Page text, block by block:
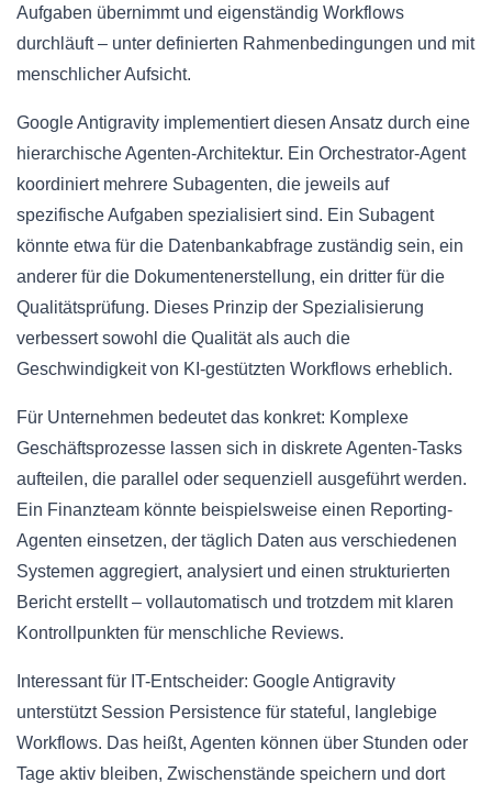
Aufgaben übernimmt und eigenständig Workflows
durchläuft – unter definierten Rahmenbedingungen und mit
menschlicher Aufsicht.
Google Antigravity implementiert diesen Ansatz durch eine
hierarchische Agenten-Architektur. Ein Orchestrator-Agent
koordiniert mehrere Subagenten, die jeweils auf
spezifische Aufgaben spezialisiert sind. Ein Subagent
könnte etwa für die Datenbankabfrage zuständig sein, ein
anderer für die Dokumentenerstellung, ein dritter für die
Qualitätsprüfung. Dieses Prinzip der Spezialisierung
verbessert sowohl die Qualität als auch die
Geschwindigkeit von KI-gestützten Workflows erheblich.
Für Unternehmen bedeutet das konkret: Komplexe
Geschäftsprozesse lassen sich in diskrete Agenten-Tasks
aufteilen, die parallel oder sequenziell ausgeführt werden.
Ein Finanzteam könnte beispielsweise einen Reporting-
Agenten einsetzen, der täglich Daten aus verschiedenen
Systemen aggregiert, analysiert und einen strukturierten
Bericht erstellt – vollautomatisch und trotzdem mit klaren
Kontrollpunkten für menschliche Reviews.
Interessant für IT-Entscheider: Google Antigravity
unterstützt Session Persistence für stateful, langlebige
Workflows. Das heißt, Agenten können über Stunden oder
Tage aktiv bleiben, Zwischenstände speichern und dort